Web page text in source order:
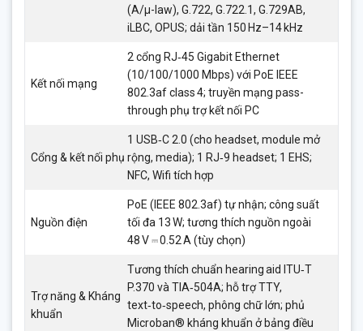
(A/µ-law), G.722, G.722.1, G.729AB,
iLBC, OPUS; dải tần 150 Hz–14 kHz
Kết nối mạng
2 cổng RJ‑45 Gigabit Ethernet
(10/100/1000 Mbps) với PoE IEEE
802.3af class 4; truyền mạng pass-
through phụ trợ kết nối PC
Cổng & kết nối phụ
1 USB‑C 2.0 (cho headset, module mở
rộng, media); 1 RJ‑9 headset; 1 EHS;
NFC, Wifi tích hợp
Nguồn điện
PoE (IEEE 802.3af) tự nhận; công suất
tối đa 13 W; tương thích nguồn ngoài
48 V ⎓ 0.52 A (tùy chọn)
Trợ năng & Kháng
khuẩn
Tương thích chuẩn hearing aid ITU‑T
P.370 và TIA‑504A; hỗ trợ TTY,
text‑to‑speech, phông chữ lớn; phủ
Microban® kháng khuẩn ở bảng điều